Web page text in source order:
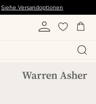
Siehe Versandoptionen